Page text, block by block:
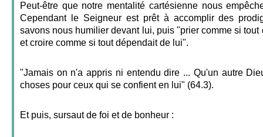
Peut-être que notre mentalité cartésienne nous
Cependant le Seigneur est prêt à accomplir des
savons nous humilier devant lui, puis "prier comme si
et croire comme si tout dépendait de lui".
"Jamais on n'a appris ni entendu dire ... Qu'un autre
choses pour ceux qui se confient en lui" (64.3).
Et puis, sursaut de foi et de bonheur :